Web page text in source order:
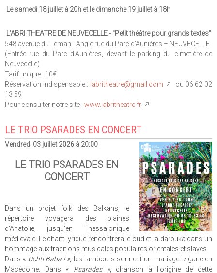
Le samedi 18 juillet à 20h et le dimanche 19 juillet à 18h
L’ABRI THEATRE DE NEUVECELLE - "Petit théâtre pour grands textes"
548 avenue du Léman - Angle rue du Parc d’Aunières – NEUVECELLE
(Entrée rue du Parc d’Aunières, devant le parking du cimetière de
Neuvecelle)
Tarif unique : 10€
Réservation indispensable : labritheatre@gmail.com
ou 06 62 02
13 59
Pour consulter notre site : www.labritheatre.fr
LE TRIO PSARADES EN CONCERT
Vendredi 03 juillet 2026 à 20:00
LE TRIO PSARADES EN
CONCERT
Dans un projet folk des Balkans, le
répertoire voyagera des plaines
d'Anatolie, jusqu'en Thessalonique
médiévale. Le chant lyrique rencontrera le oud et la darbuka dans un
hommage aux traditions musicales populaires orientales et slaves.
Dans « Uchti Baba ! », les tambours sonnent un mariage tzigane en
Macédoine. Dans « Psarades », chanson à l'origine de cette